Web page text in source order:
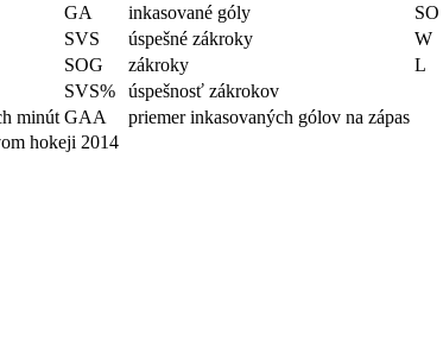
GA inkasované góly SO
SVS úspešné zákroky W
SOG zákroky L
SVS%
úspešnosť zákrokov
minút GAA priemer inkasovaných gólov na zápas